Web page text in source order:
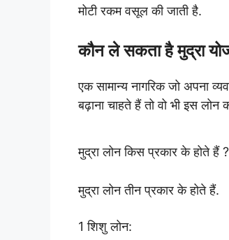
मोटी रकम वसूल की जाती है.
कौन ले सकता है मुद्रा
एक सामान्य नागरिक जो अपना
बढ़ाना चाहते हैं तो वो भी इस लोन
मुद्रा लोन किस प्रकार के होते हैं ?
मुद्रा लोन तीन प्रकार के होते हैं.
1 शिशु लोन: